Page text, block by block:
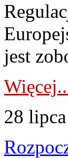
jest
28